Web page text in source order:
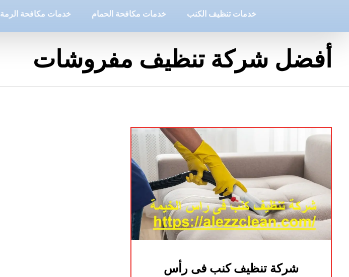
خدمات تنظيف الكنب خدمات مكافحة الحمام خدمات مكافحة الرمة
أفضل شركة تنظيف مفروشات
شركة تنظيف كنب فى رأس